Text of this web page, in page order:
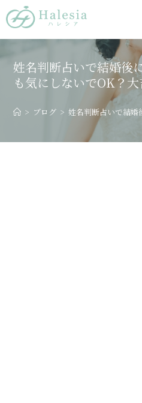
姓名判断占いで結婚後
も気にしないでOK？
> ブログ > 姓名判断占いで結